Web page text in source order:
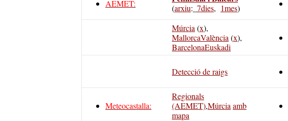
AEMET: (arxiu:_ 7dies, 1mes)
Múrcia (x),
MallorcaValència (x),
BarcelonaEuskadi
Detecció de raigs
Meteocastalla:
Regionals
(AEMET),Múrcia amb
mapa